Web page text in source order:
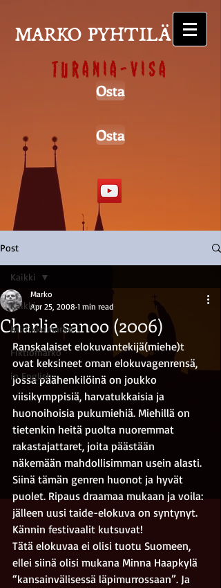
MARKO PYHTILÄ
Turania-visa
Osta
Osta
Post
Kaikki
Kriitikkomarko
Fiktiomarko
in English
Kaikki
Charlie sanoo (2006)
Marko
Apr 25, 2008 1 min read
Ranskalaiset elokuvantekijä(miehe)t
ovat keksineet oman elokuvagenrensä,
jossa päähenkilöinä on joukko
viisikymppisiä, harvatukkaisia ja
huonoihoisia pukumiehiä. Miehillä on
tietenkin heitä puolta nuoremmat
rakastajattaret, joita päästään
näkemään mahdollisimman usein alasti.
Siinä tämän genren huonot ja hyvät
puolet. Ripaus draamaa mukaan ja voila:
jälleen uusi taide-elokuva on syntynyt.
Kännin festivaalit kutsuvat!
Tätä elokuvaa ei olisi tuotu Suomeen,
ellei siinä olisi mukana Minna Haapkylä
“kansainvälisessä läpimurrossaan”. Ja